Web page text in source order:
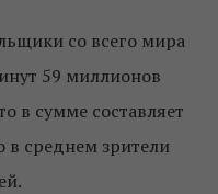
со всего мира
59 миллионов
в сумме составляет
в среднем зрители